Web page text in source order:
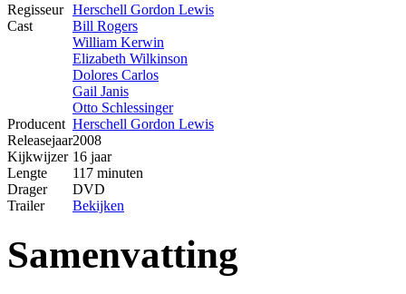
Regisseur Herschell Gordon Lewis
Cast
Bill Rogers
William Kerwin
Elizabeth Wilkinson
Dolores Carlos
Gail Janis
Otto Schlessinger
Producent Herschell Gordon Lewis
Releasejaar2008
Kijkwijzer 16 jaar
Lengte
117 minuten
Drager
DVD
Trailer
Bekijken
Samenvatting